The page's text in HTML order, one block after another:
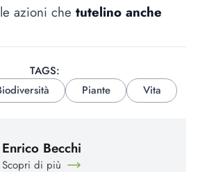
azioni che tutelino anche
TAGS:
Piante Vita
Enrico Becchi
Scopri di più